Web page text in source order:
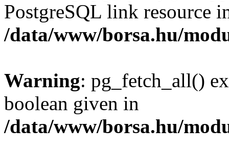
PostgreSQL link resource
/data/www/borsa.hu/
Warning: pg_fetch_all()
boolean given in
/data/www/borsa.hu/